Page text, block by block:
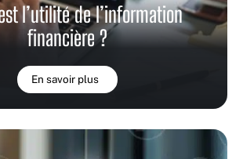
l’utilité de l’information
financière ?
En savoir plus